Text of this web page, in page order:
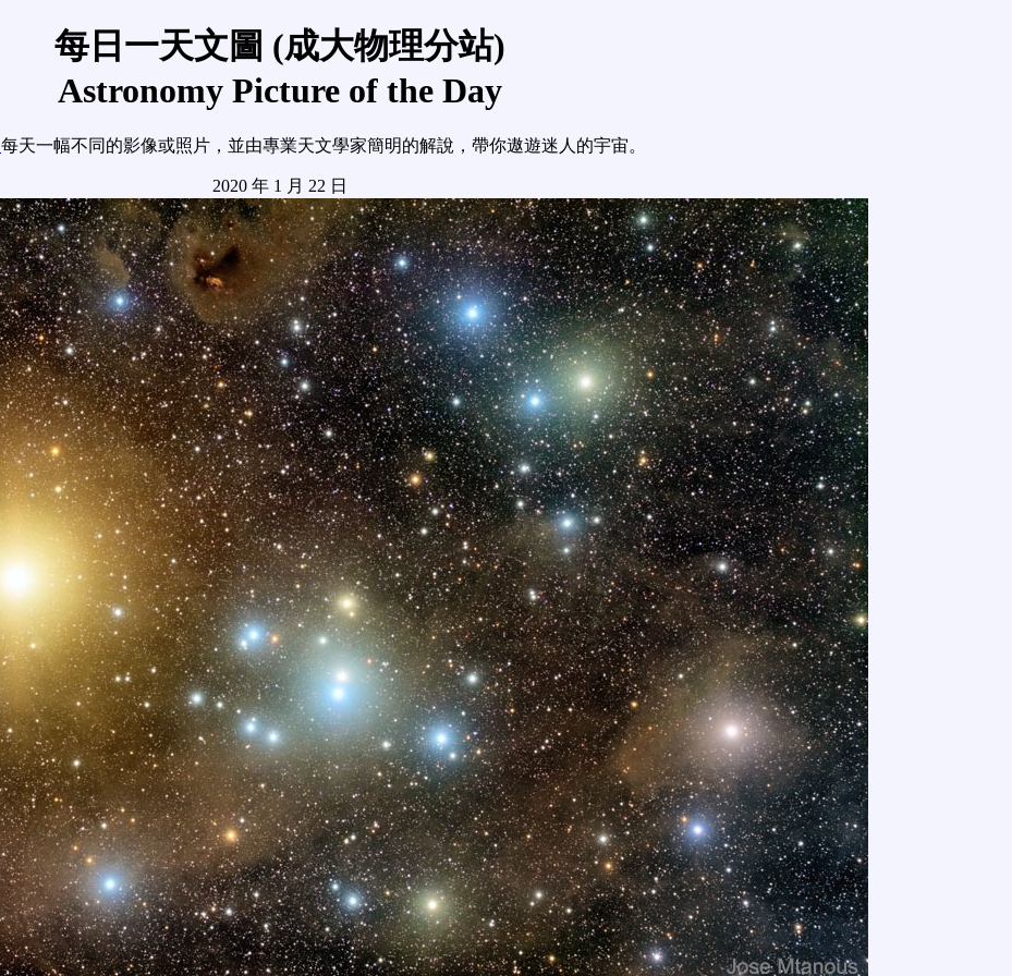
每日一天文圖 (成大物理分站)
Astronomy Picture of the Day
每天一幅不同的影像或照片，並由專業天文學家簡明的解說，帶你遨遊迷人的宇宙。
2020 年 1 月 22 日